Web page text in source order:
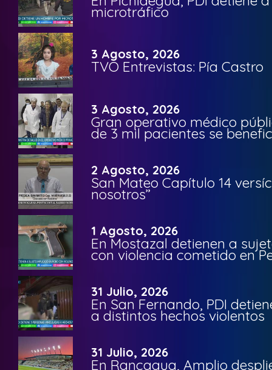
microtráfico
3 Agosto, 2026
TVO Entrevistas: Pía Castro
3 Agosto, 2026
Gran operativo médico
de 3 mil pacientes se
2 Agosto, 2026
San Mateo Capítulo 14
nosotros”
1 Agosto, 2026
En Mostazal detienen a
con violencia cometido en
31 Julio, 2026
En San Fernando, PDI
a distintos hechos violentos
31 Julio, 2026
En Rancagua, Amplio